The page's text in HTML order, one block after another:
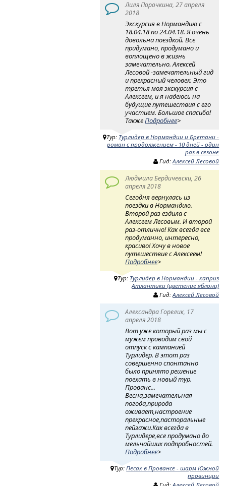
Лиля Порочкина, 27 апреля
2018
Экскурсия в Нормандию с
18.04.18 по 24.04.18. Я очень
довольна поездкой. Все
придумано, продумано и
воплощено в жизнь
замечательно. Алексей
Лесовой -замечательный гид
и прекрасный человек. Это
третья моя экскурсия с
Алексеем, и я надеюсь на
будущие путешествия с его
участием. Большое спасибо!
ТакжеПодробнее>
Тур: Турлидер в Нормандии и Бретани -
роман с продолжением - 10 дней - один
раз в сезоне
Гид:Алексей Лесовой
Людмила Бердичевски, 26
апреля 2018
Сегодня вернулась из
поездки в Нормандию.
Второй раз ездила с
Алексеем Лесовым. И второй
раз-отлично! Как всегда все
продуманно, интересно,
красиво! Хочу в новое
путешествие с Алексеем!
Подробнее>
Тур: Турлидер в Нормандии - каприз
Атлантики (цветение яблони)
Гид:Алексей Лесовой
Александра Горелик, 17
апреля 2018
Вот уже который раз мы с
мужем проводим свой
отпуск с кампанией
Турлидер. В этот раз
совершенно спонтанно
было принято решение
поехать в новый тур.
Прованс...
Весна,замечательная
погода,природа
оживает,настроение
прекрасное,пасторальные
пейзажи.Как всегда в
Турлидере,все продумано до
мельчайших подпробностей.
Подробнее>
Тур:Песах в Провансе - шарм Южной
провинции